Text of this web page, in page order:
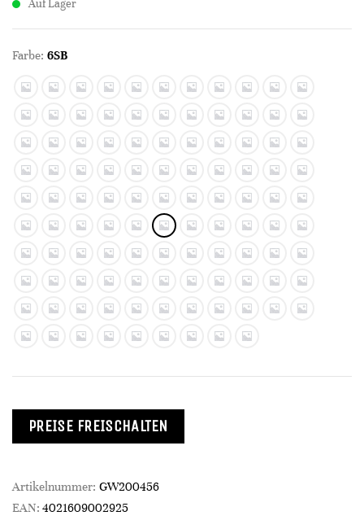
Auf Lager
Farbe: 6SB
PREISE FREISCHALTEN
Artikelnummer: GW200456
EAN: 4021609002925